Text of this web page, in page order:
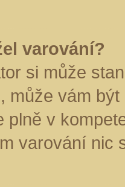
varování?
si může
může vám
plně v
varování nic